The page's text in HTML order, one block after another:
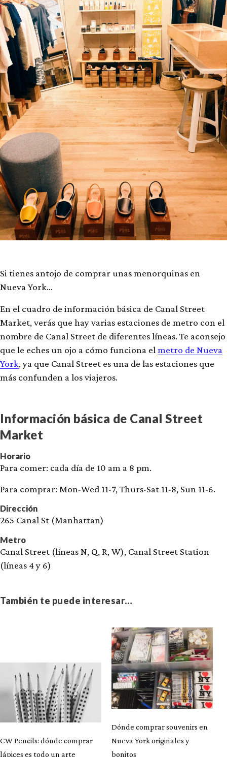
Si tienes antojo de comprar unas menorquinas en
Nueva York…
En el cuadro de información básica de Canal Street
Market, verás que hay varias estaciones de metro con el
nombre de Canal Street de diferentes líneas. Te aconsejo
que le eches un ojo a cómo funciona el metro de Nueva
York, ya que Canal Street es una de las estaciones que
más confunden a los viajeros.
Información básica de Canal Street
Market
Horario
Para comer: cada día de 10 am a 8 pm.
Para comprar: Mon-Wed 11-7, Thurs-Sat 11-8, Sun 11-6.
Dirección
265 Canal St (Manhattan)
Metro
Canal Street (líneas N, Q, R, W), Canal Street Station
(líneas 4 y 6)
También te puede interesar…
CW Pencils: dónde comprar
lápices es todo un arte
Dónde comprar souvenirs en
Nueva York originales y
bonitos